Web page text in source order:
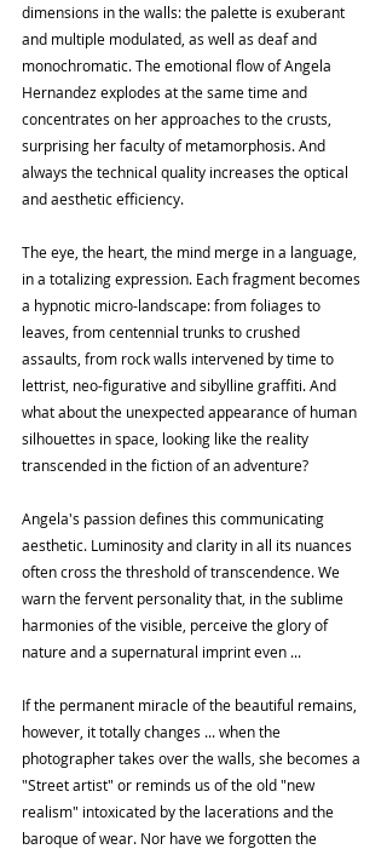
dimensions in the walls: the palette is exuberant
and multiple modulated, as well as deaf and
monochromatic. The emotional flow of Angela
Hernandez explodes at the same time and
concentrates on her approaches to the crusts,
surprising her faculty of metamorphosis. And
always the technical quality increases the optical
and aesthetic efficiency.
The eye, the heart, the mind merge in a language,
in a totalizing expression. Each fragment becomes
a hypnotic micro-landscape: from foliages to
leaves, from centennial trunks to crushed
assaults, from rock walls intervened by time to
lettrist, neo-figurative and sibylline graffiti. And
what about the unexpected appearance of human
silhouettes in space, looking like the reality
transcended in the fiction of an adventure?
Angela's passion defines this communicating
aesthetic. Luminosity and clarity in all its nuances
often cross the threshold of transcendence. We
warn the fervent personality that, in the sublime
harmonies of the visible, perceive the glory of
nature and a supernatural imprint even ...
If the permanent miracle of the beautiful remains,
however, it totally changes ... when the
photographer takes over the walls, she becomes a
"Street artist" or reminds us of the old "new
realism" intoxicated by the lacerations and the
baroque of wear. Nor have we forgotten the